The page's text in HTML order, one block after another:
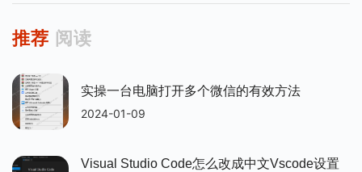
推荐 阅读
实操一台电脑打开多个微信的有效方法
2024-01-09
Visual Studio Code怎么改成中文vscode设置